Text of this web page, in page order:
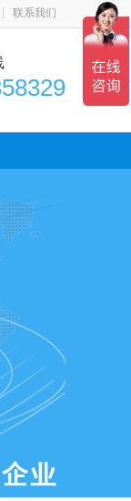
联系我们